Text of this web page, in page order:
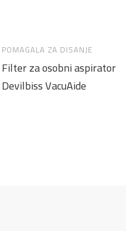
POMAGALA ZA DISANJE
Filter za osobni aspirator
Devilbiss VacuAide